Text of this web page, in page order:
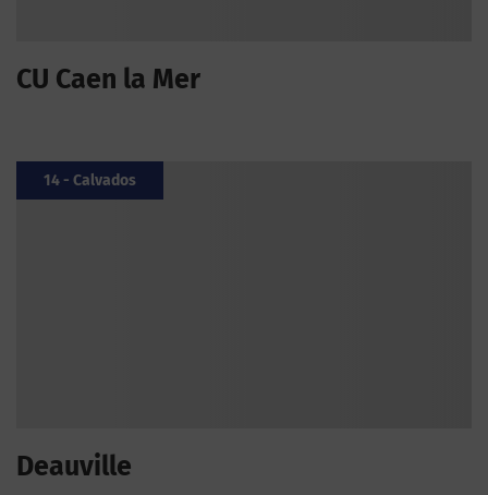
CU Caen la Mer
14 - Calvados
Deauville